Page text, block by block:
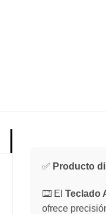
✅ Producto
⌨️ El Teclado
ofrece